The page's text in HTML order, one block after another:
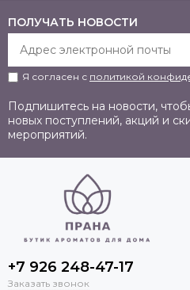
ПОЛУЧАТЬ НОВОСТИ
Я согласен с политикой
Подпишитесь на новости,
новых поступлений, акций и
мероприятий.
+7 926 248-47-17
Заказать звонок